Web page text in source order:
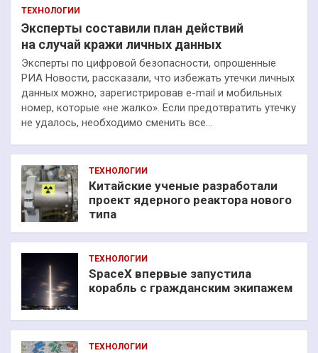
ТЕХНОЛОГИИ
Эксперты составили план действий
на случай кражи личных данных
Эксперты по цифровой безопасности, опрошенные
РИА Новости, рассказали, что избежать утечки личных
данных можно, зарегистрировав e-mail и мобильных
номер, которые «не жалко». Если предотвратить утечку
не удалось, необходимо сменить все…
ТЕХНОЛОГИИ
Китайские ученые разработали
проект ядерного реактора нового
типа
ТЕХНОЛОГИИ
SpaceX впервые запустила
корабль с гражданским экипажем
ТЕХНОЛОГИИ